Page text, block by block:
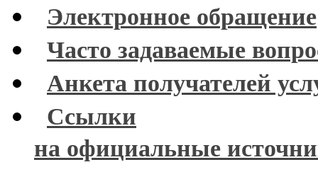
Электронное обращение
Часто задаваемые
Анкета получателей
Ссылки
на официальные